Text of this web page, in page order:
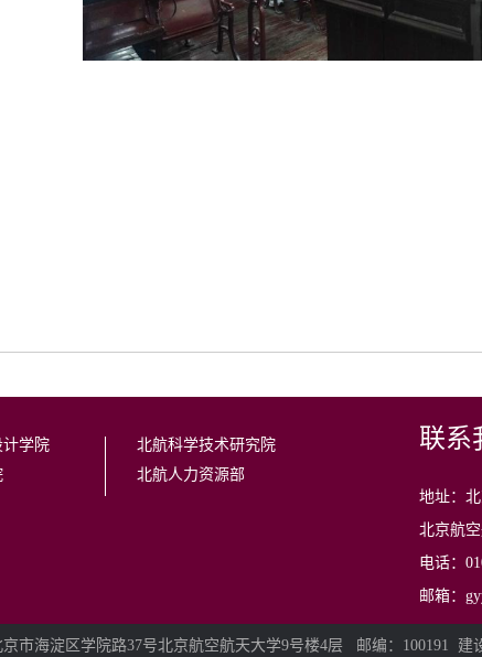
学院
北航科学技术研究院
北航人力资源部
联系
地址：
北京航
电话：
邮箱：
市海淀区学院路37号北京航空航天大学9号楼4层 邮编：100191 建